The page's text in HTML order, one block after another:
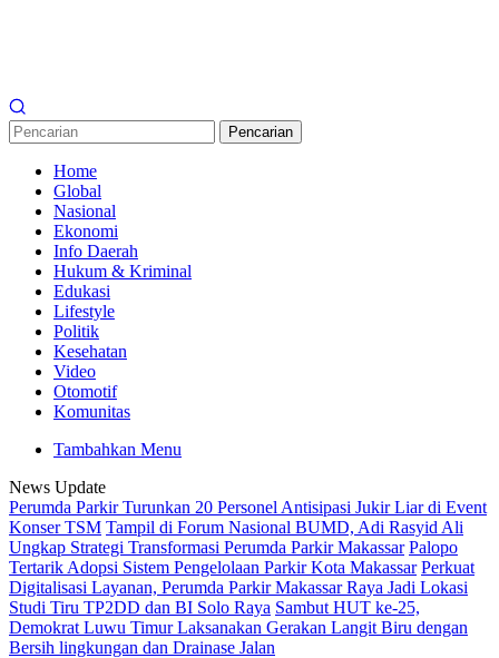
Pencarian
Home
Global
Nasional
Ekonomi
Info Daerah
Hukum & Kriminal
Edukasi
Lifestyle
Politik
Kesehatan
Video
Otomotif
Komunitas
Tambahkan Menu
News Update
Perumda Parkir Turunkan 20 Personel Antisipasi Jukir Liar di Event
Konser TSM Tampil di Forum Nasional BUMD, Adi Rasyid Ali
Ungkap Strategi Transformasi Perumda Parkir Makassar Palopo
Tertarik Adopsi Sistem Pengelolaan Parkir Kota Makassar Perkuat
Digitalisasi Layanan, Perumda Parkir Makassar Raya Jadi Lokasi
Studi Tiru TP2DD dan BI Solo Raya Sambut HUT ke-25,
Demokrat Luwu Timur Laksanakan Gerakan Langit Biru dengan
Bersih lingkungan dan Drainase Jalan